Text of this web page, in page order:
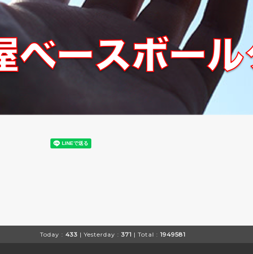
Today : 433 | Yesterday : 371 | Total : 1949581